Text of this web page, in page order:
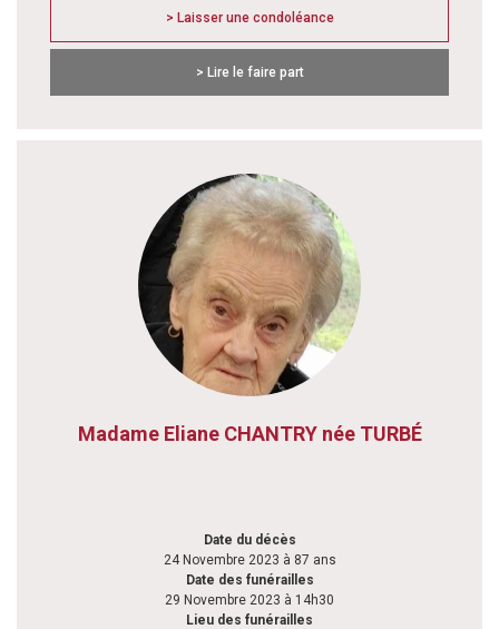
> Laisser une condoléance
> Lire le faire part
Madame Eliane CHANTRY née TURBÉ
Date du décès
24 Novembre 2023 à 87 ans
Date des funérailles
29 Novembre 2023 à 14h30
Lieu des funérailles